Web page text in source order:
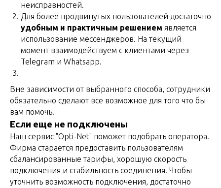
неисправностей.
Для более продвинутых пользователей достаточно
удобным и практичным решением является
использование мессенджеров. На текущий
момент взаимодействуем с клиентами через
Telegram и Whatsapp.
Вне зависимости от выбранного способа, сотрудники
обязательно сделают все возможное для того что бы
вам помочь.
Если еще не подключены
Наш сервис "Opti-Net" поможет подобрать оператора.
Фирма старается предоставить пользователям
сбалансированные тарифы, хорошую скорость
подключения и стабильность соединения. Чтобы
уточнить возможность подключения, достаточно